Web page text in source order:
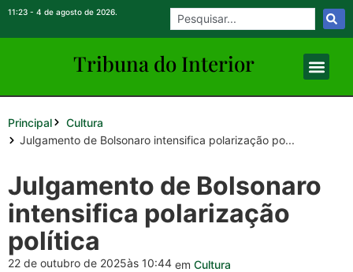
11:23 - 4 de agosto de 2026.
Tribuna do Interior
Principal
Cultura
Julgamento de Bolsonaro intensifica polarização po...
Julgamento de Bolsonaro
intensifica polarização
política
22 de outubro de 2025às 10:44 em Cultura